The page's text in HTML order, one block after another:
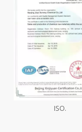
ISO.